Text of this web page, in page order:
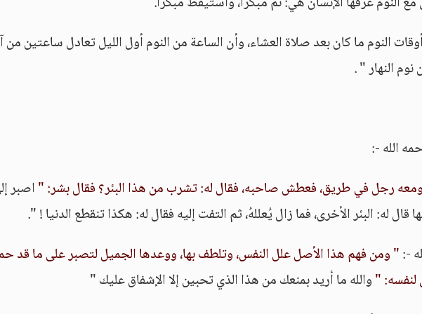
النوم ما كان بعد صلاة العشاء، وأن الساعة من النوم أول الليل تعادل ساعتين من
النهار " .
الله -:
ومعه رجل في طريق، فعطش صاحبه، فقال له: تشرب من هذا البئر؟ فقال بشر: "اصبر
قال له: البئر الأخرى، فما زال يُعللهُ، ثم التفت إليه فقال له: هكذا تنقطع الدنيا ! ".
-:" ومن فهم هذا الأصل علل النفس، وتلطف بها، ووعدها الجميل لتصبر على ما قد
"والله ما أريد بمنعك من هذا الذي تحبين إلا الإشفاق عليك "